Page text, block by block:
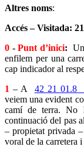
Altres noms:
Accés – Visitada:
0 -Punt d’inici:
enfilem per una
cap indicador al
1 – A 42 21 01.8
veiem una evident
camí de terra. No
continuació del pas
– propietat privada
voral de la carretera